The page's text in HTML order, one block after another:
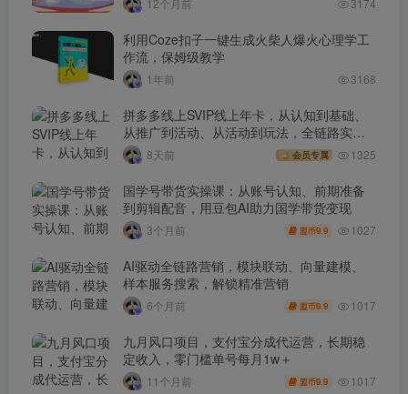
12个月前 3174
利用Coze扣子一键生成火柴人爆火心理学工
作流，保姆级教学
1年前 3168
拼多多线上SVIP线上年卡，从认知到基础、
从推广到活动、从活动到玩法，全链路实战
(260730)
8天前 会员专属 1325
国学号带货实操课：从账号认知、前期准备
到剪辑配音，用豆包AI助力国学带货变现
3个月前 盟币9.9 1027
AI驱动全链路营销，模块联动、向量建模、
样本服务搜索，解锁精准营销
6个月前 盟币9.9 1017
九月风口项目，支付宝分成代运营，长期稳
定收入，零门槛单号每月1w＋
11个月前 盟币9.9 1017